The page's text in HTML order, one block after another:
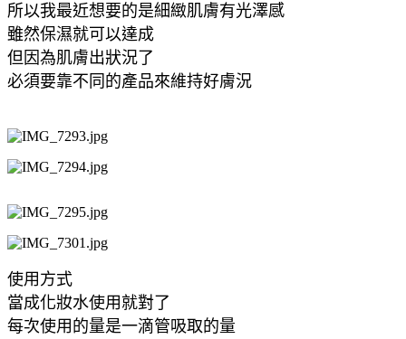
所以我最近想要的是細緻肌膚有光澤感
雖然保濕就可以達成
但因為肌膚出狀況了
必須要靠不同的產品來維持好膚況
使用方式
當成化妝水使用就對了
每次使用的量是一滴管吸取的量